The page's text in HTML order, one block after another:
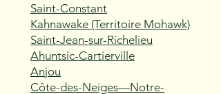
Saint-Constant
Kahnawake (Territoire Mohawk)
Saint-Jean-sur-Richelieu
Ahuntsic-Cartierville
Anjou
Côte-des-Neiges—Notre-